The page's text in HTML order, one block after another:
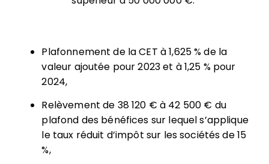
Plafonnement de la CET à 1,625 % de la
valeur ajoutée pour 2023 et à 1,25 % pour
2024,
Relèvement de 38 120 € à 42 500 € du
plafond des bénéfices sur lequel s’applique
le taux réduit d’impôt sur les sociétés de 15
%,